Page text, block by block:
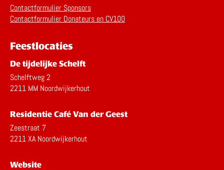
Contactformulier Sponsors
Contactformulier Donateurs en CV100
Feestlocaties
De tijdelijke Schelft
Schelftweg 2
2211 MM Noordwijkerhout
Residentie Café Van der Geest
Zeestraat 7
2211 XA Noordwijkerhout
Website